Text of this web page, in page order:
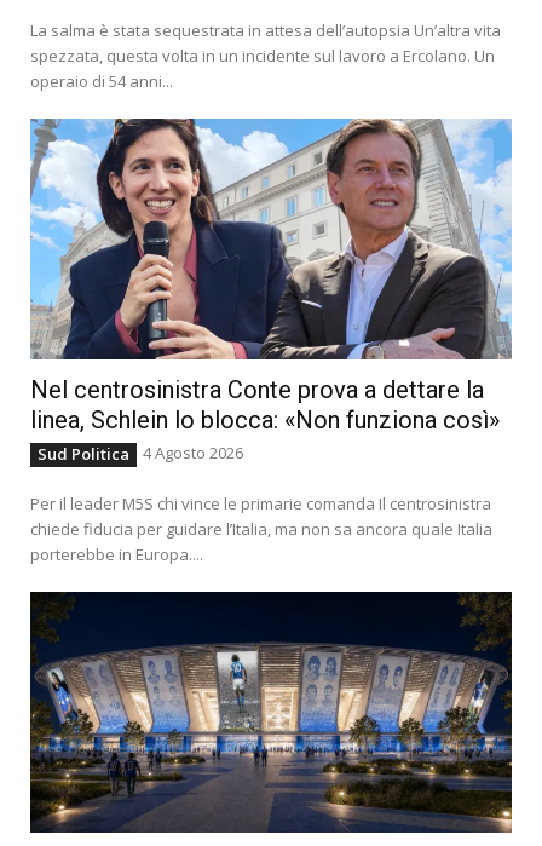
La salma è stata sequestrata in attesa dell’autopsia Un’altra vita
spezzata, questa volta in un incidente sul lavoro a Ercolano. Un
operaio di 54 anni...
Nel centrosinistra Conte prova a dettare la
linea, Schlein lo blocca: «Non funziona così»
Sud Politica 4 Agosto 2026
Per il leader M5S chi vince le primarie comanda Il centrosinistra
chiede fiducia per guidare l’Italia, ma non sa ancora quale Italia
porterebbe in Europa....